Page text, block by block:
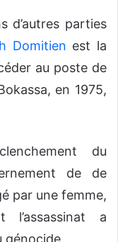
d’autres parties
Domitien est la
au poste de
en 1975,
du
de de
par une femme,
l’assassinat a